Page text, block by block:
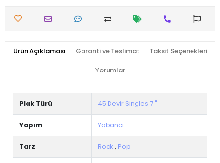
Ürün Açıklaması Garanti ve Teslimat Taksit Seçenekleri
Yorumlar
Plak Türü 45 Devir Singles 7 "
Yapım Yabancı
Tarz Rock , Pop